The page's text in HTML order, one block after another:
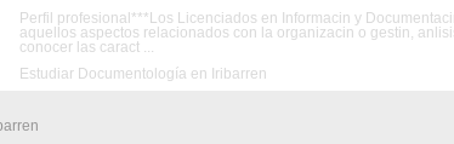
Perfil profesional***Los Licenciados en Informacin y
aquellos aspectos relacionados con la organizacin o gestin,
conocer las caract ...
Estudiar Documentología en Iribarren